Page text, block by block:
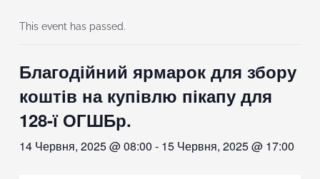
This event has passed.
Благодійний ярмарок для збору
коштів на купівлю пікапу для
128-ї ОГШБр.
14 Червня, 2025 @ 08:00 - 15 Червня, 2025 @ 17:00